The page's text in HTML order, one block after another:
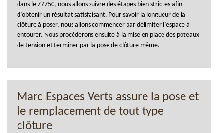
dans le 77750, nous allons suivre des étapes bien strictes afin
d’obtenir un résultat satisfaisant. Pour savoir la longueur de la
clôture à poser, nous allons commencer par délimiter l’espace à
entourer. Nous procéderons ensuite à la mise en place des poteaux
de tension et terminer par la pose de clôture même.
Marc Espaces Verts assure la pose et
le remplacement de tout type
clôture